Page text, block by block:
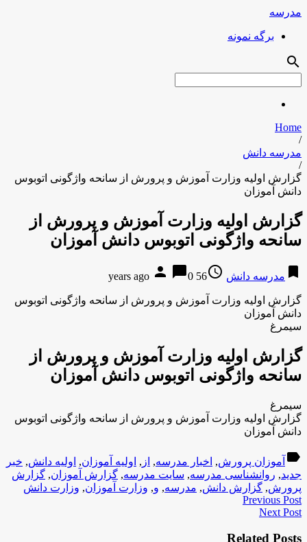
مدرسه
برگه نمونه
search
Home
/
مدرسه دانش
/
گزارش اولیه وزارت آموزش و پرورش از سانحه واژگونی اتوبوس
دانش آموزان
گزارش اولیه وزارت آموزش و پرورش از
سانحه واژگونی اتوبوس دانش آموزان
bookmark مدرسه دانش access_time
56 years ago
person chat_bubble0
گزارش اولیه وزارت آموزش و پرورش از سانحه واژگونی اتوبوس
دانش آموزان
سیمرغ
گزارش اولیه وزارت آموزش و پرورش از
سانحه واژگونی اتوبوس دانش آموزان
سیمرغ
گزارش اولیه وزارت آموزش و پرورش از سانحه واژگونی اتوبوس
دانش آموزان
label آموزان پرورش, اخبار مدرسه, از , اولیه آموزان, اولیه دانش, خبر
جدید, روانشناسی مدرسه, سایت مدرسه, گزارش آموزان, گزارش
پرورش, گزارش دانش, مدرسه, و, وزارت آموزان, وزارت دانش
Previous Post
Next Post
Related Posts